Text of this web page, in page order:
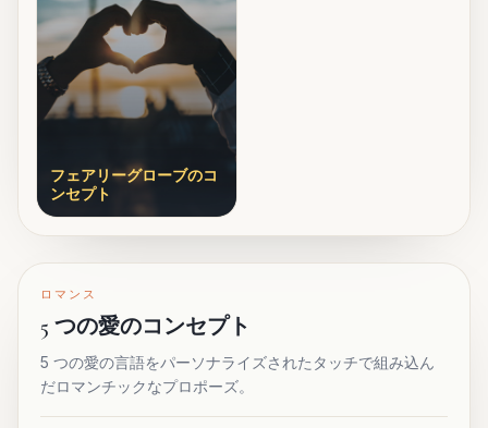
フェアリーグローブのコ
ンセプト
ロマンス
5 つの愛のコンセプト
5 つの愛の言語をパーソナライズされたタッチで組み込ん
だロマンチックなプロポーズ。